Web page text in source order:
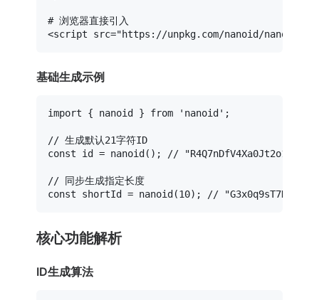
# 浏览器直接引入
<script src="https://unpkg.com/nanoid/
基础生成示例
import { nanoid } from 'nanoid' ;
// 生成默认21字符ID
const id = nanoid (); // "R4Q7nDfV4Xa0Jt2o1vK6Z"
// 同步生成指定长度
const shortId = nanoid (10); // "G3x0q9sT7K"
核心功能解析
ID生成算法